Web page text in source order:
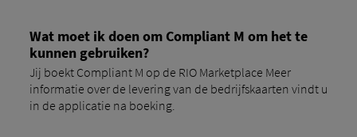
Wat moet ik doen om Compliant M om het te
kunnen gebruiken?
Jij boekt Compliant M op de RIO Marketplace Meer
informatie over de levering van de bedrijfskaarten vindt u
in de applicatie na boeking.